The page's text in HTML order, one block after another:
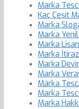
Marka
Kaç Çeşit
Marka
Marka
Marka
Marka
Marka
Marka
Marka
Marka
Marka